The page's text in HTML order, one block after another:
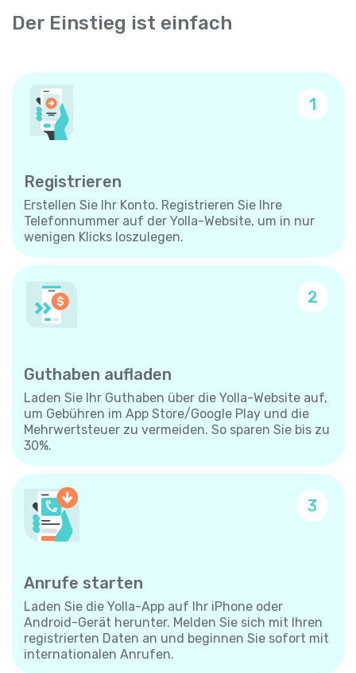
Der Einstieg ist einfach
1
Registrieren
Erstellen Sie Ihr Konto. Registrieren Sie Ihre
Telefonnummer auf der Yolla-Website, um in nur
wenigen Klicks loszulegen.
2
Guthaben aufladen
Laden Sie Ihr Guthaben über die Yolla-Website auf,
um Gebühren im App Store/Google Play und die
Mehrwertsteuer zu vermeiden. So sparen Sie bis zu
30%.
3
Anrufe starten
Laden Sie die Yolla-App auf Ihr iPhone oder
Android-Gerät herunter. Melden Sie sich mit Ihren
registrierten Daten an und beginnen Sie sofort mit
internationalen Anrufen.